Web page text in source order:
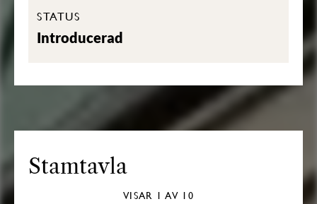
STATUS
Introducerad
Stamtavla
VISAR 1 AV 10